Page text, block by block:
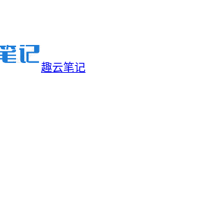
趣云笔记